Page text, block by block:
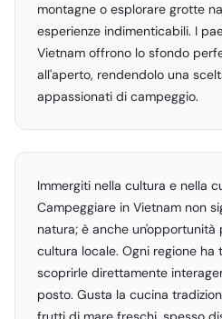
montagne o esplorare grotte
esperienze indimenticabili. I
Vietnam offrono lo sfondo
all'aperto, rendendolo una
appassionati di campeggio.
Immergiti nella cultura e nella
Campeggiare in Vietnam non
natura; è anche un'opportunità
cultura locale. Ogni regione ha
scoprirle direttamente
posto. Gusta la cucina